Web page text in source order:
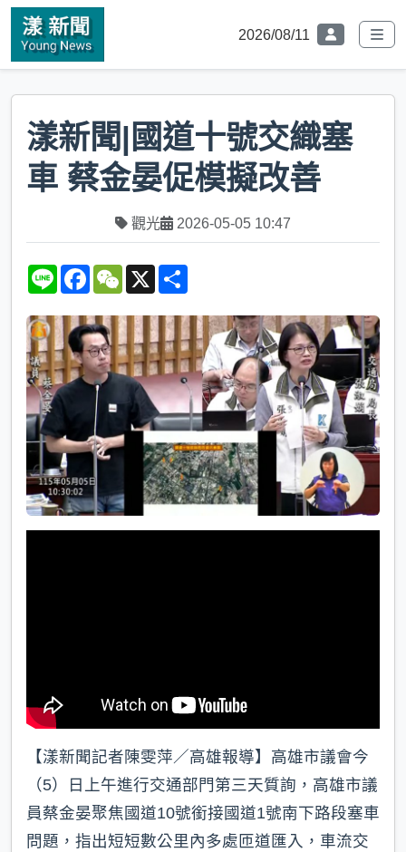
2026/08/11
漾新聞|國道十號交織塞
車 蔡金晏促模擬改善
觀光 2026-05-05 10:47
L
e
F
e
b
o
o
k
W
h
a
t
X
r
e
【漾新聞記者陳雯萍／高雄報導】高雄市議會今
（5）日上午進行交通部門第三天質詢，高雄市議
員蔡金晏聚焦國道10號銜接國道1號南下路段塞車
問題，指出短短數公里內多處匝道匯入，車流交